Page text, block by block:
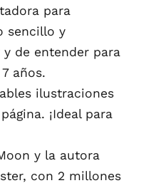
para
sencillo y
de entender para
años.
ilustraciones
¡Ideal para
y la autora
con 2 millones